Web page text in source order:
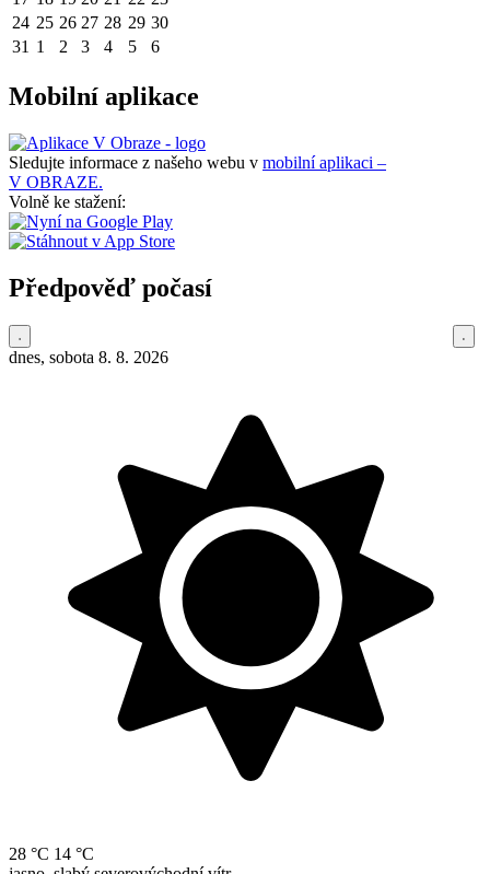
24 25 26 27 28 29 30
31 1 2 3 4 5 6
Mobilní aplikace
Sledujte informace z našeho webu v mobilní aplikaci –
V OBRAZE.
Volně ke stažení:
Předpověď počasí
dnes, sobota 8. 8. 2026
28 °C 14 °C